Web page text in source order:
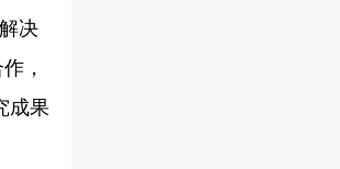
决
，
成果